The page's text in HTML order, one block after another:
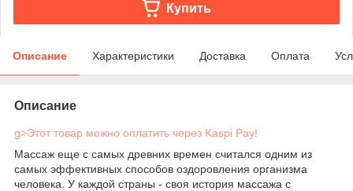
Купить
Описание Характеристики Доставка Оплата
Описание
g>Этот товар можно оплатить через Kaspi Pay!
Массаж еще с самых древних времен считался одним из
самых эффективных способов оздоровления организма
человека. У каждой страны - своя история массажа с